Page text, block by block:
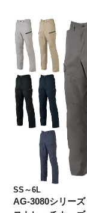
SS～6L
AG-3080シリー